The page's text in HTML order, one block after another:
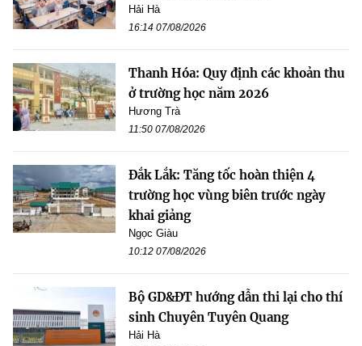
Hải Hà
16:14 07/08/2026
Thanh Hóa: Quy định các khoản thu
ở trường học năm 2026
Hương Trà
11:50 07/08/2026
Đắk Lắk: Tăng tốc hoàn thiện 4
trường học vùng biên trước ngày
khai giảng
Ngọc Giàu
10:12 07/08/2026
Bộ GD&ĐT hướng dẫn thi lại cho thí
sinh Chuyên Tuyên Quang
Hải Hà